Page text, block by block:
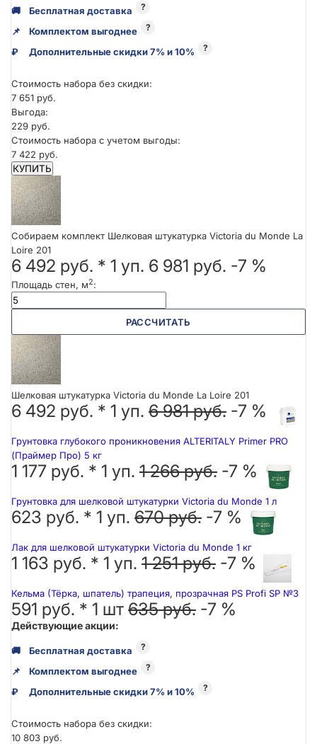
🚚 Бесплатная доставка ?
📌 Комплектом выгоднее ?
₽ Дополнительные скидки 7% и 10% ?
Стоимость набора без скидки:
7 651 руб.
Выгода:
229 руб.
Стоимость набора с учетом выгоды:
7 422 руб.
КУПИТЬ
Собираем комплект Шелковая штукатурка Victoria du Monde La
Loire 201
6 492 руб. * 1 уп. 6 981 руб. -7 %
Площадь стен, м2:
РАССЧИТАТЬ
Шелковая штукатурка Victoria du Monde La Loire 201
6 492 руб. * 1 уп. 6 981 руб. -7 %
Грунтовка глубокого проникновения ALTERITALY Primer PRO
(Праймер Про) 5 кг
1 177 руб. * 1 уп. 1 266 руб. -7 %
Грунтовка для шелковой штукатурки Victoria du Monde 1 л
623 руб. * 1 уп. 670 руб. -7 %
Лак для шелковой штукатурки Victoria du Monde 1 кг
1 163 руб. * 1 уп. 1 251 руб. -7 %
Кельма (Тёрка, шпатель) трапеция, прозрачная PS Profi SP №3
591 руб. * 1 шт 635 руб. -7 %
Действующие акции:
🚚 Бесплатная доставка ?
📌 Комплектом выгоднее ?
₽ Дополнительные скидки 7% и 10% ?
Стоимость набора без скидки:
10 803 руб.